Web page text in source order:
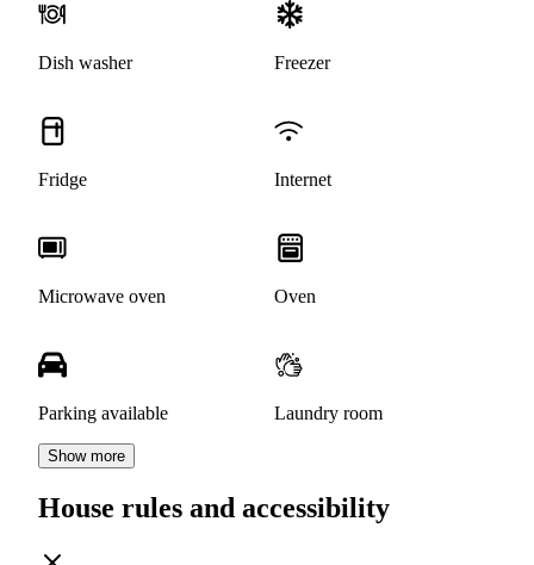
Dish washer Freezer
Fridge Internet
Microwave oven Oven
Parking available Laundry room
Show more
House rules and accessibility